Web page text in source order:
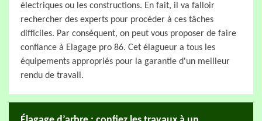
électriques ou les constructions. En fait, il va falloir
rechercher des experts pour procéder à ces tâches
difficiles. Par conséquent, on peut vous proposer de faire
confiance à Elagage pro 86. Cet élagueur a tous les
équipements appropriés pour la garantie d'un meilleur
rendu de travail.